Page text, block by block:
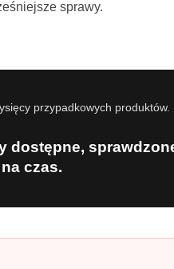
sprawy.
przypadkowych produktów.
dostępne,
czas.